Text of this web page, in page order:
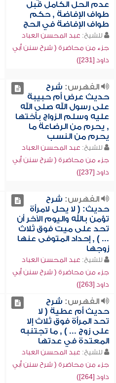
عدم الحل الكامل قبل
طواف الإفاضة , حكم
طواف الإفاضة في الحج
للشيخ: عبد المحسن العباد
جزء من محاضرة ( شرح سنن أبي
داود [231])
الفهرس: شرح
حديث عرض أم حبيبة
على رسول الله صلى الله
عليه وسلم الزواج بأختها
, يحرم من الرضاعة ما
يحرم من النسب
للشيخ: عبد المحسن العباد
جزء من محاضرة ( شرح سنن أبي
داود [237])
الفهرس: شرح
حديث: ( لا يحل لامرأة
تؤمن بالله واليوم الآخر أن
تحد على ميت فوق ثلاث
... ) , إحداد المتوفى عنها
زوجها
للشيخ: عبد المحسن العباد
جزء من محاضرة ( شرح سنن أبي
داود [263])
الفهرس: شرح
حديث أم عطية ( لا
تحد المرأة فوق ثلاث إلا
على زوج ... ) , ما تجتنبه
المعتدة في عدتها
للشيخ: عبد المحسن العباد
جزء من محاضرة ( شرح سنن أبي
داود [264])